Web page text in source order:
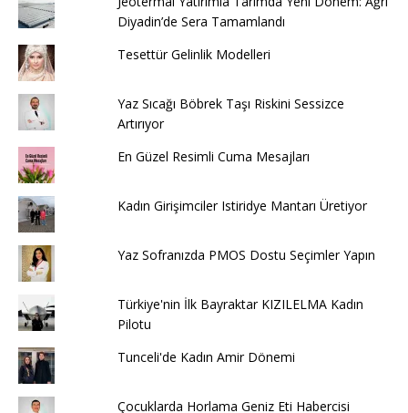
Diyadin’de Sera Tamamlandı
Tesettür Gelinlik Modelleri
Yaz Sıcağı Böbrek Taşı Riskini Sessizce
Artırıyor
En Güzel Resimli Cuma Mesajları
Kadın Girişimciler Istiridye Mantarı Üretiyor
Yaz Sofranızda PMOS Dostu Seçimler Yapın
Türkiye'nin İlk Bayraktar KIZILELMA Kadın
Pilotu
Tunceli'de Kadın Amir Dönemi
Çocuklarda Horlama Geniz Eti Habercisi